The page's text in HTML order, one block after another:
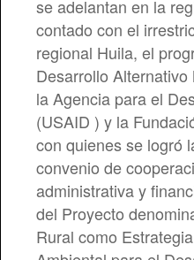
se adelantan en la
contado con el
regional Huila, el
Desarrollo
la Agencia para el
(USAID ) y la
con quienes se logró
convenio de
administrativa y
del Proyecto
Rural como